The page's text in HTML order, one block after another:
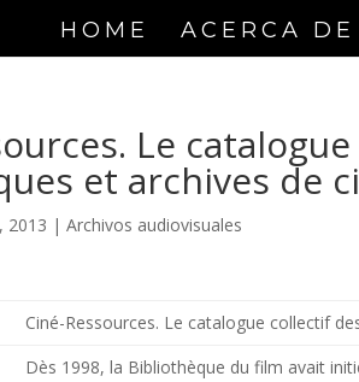
HOME ACERCA DE
Le
et archives de
2013 |Archivos audiovisuales
Ciné-Ressources. Le catalogue collectif
Dès 1998, la Bibliothèque du film avait